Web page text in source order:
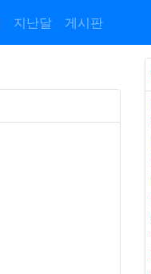
지난달 게시판